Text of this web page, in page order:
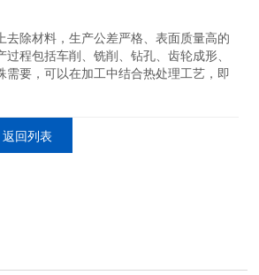
去除材料，生产公差严格、表面质量高的
程包括车削、铣削、钻孔、齿轮成形、
需要，可以在加工中结合热处理工艺，即
返回列表